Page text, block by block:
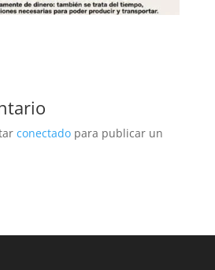
conectadopara publicar un